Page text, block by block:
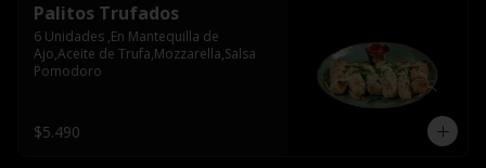
Palitos Trufados
6 Unidades ,En Mantequilla de
Ajo,Aceite de Trufa,Mozzarella,Salsa
Pomodoro
$5.490